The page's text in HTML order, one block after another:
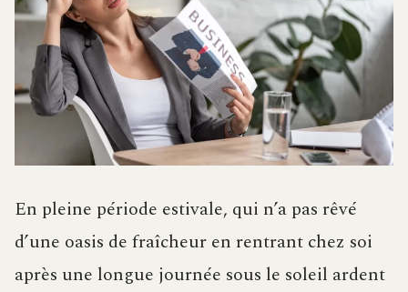
En pleine période estivale, qui n’a pas rêvé
d’une oasis de fraîcheur en rentrant chez soi
après une longue journée sous le soleil ardent